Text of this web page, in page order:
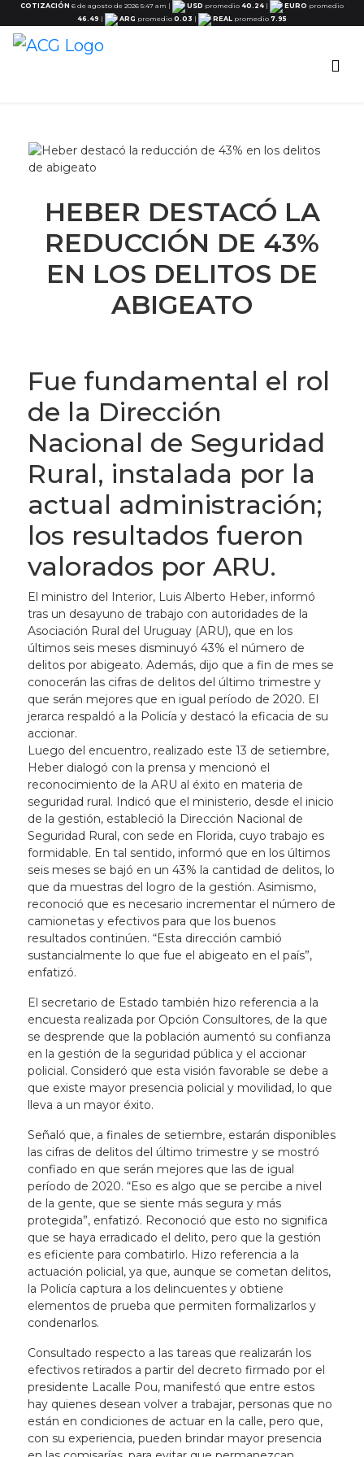
COTIZACIÓN 6 de agosto de 2026 5:47 am | USD promedio 40.24 | EURO promedio
46.49 | ARG promedio 0.03 | REAL promedio 7.95
HEBER DESTACÓ LA
REDUCCIÓN DE 43%
EN LOS DELITOS DE
ABIGEATO
Fue fundamental el rol
de la Dirección
Nacional de Seguridad
Rural, instalada por la
actual administración;
los resultados fueron
valorados por ARU.
El ministro del Interior, Luis Alberto Heber, informó
tras un desayuno de trabajo con autoridades de la
Asociación Rural del Uruguay (ARU), que en los
últimos seis meses disminuyó 43% el número de
delitos por abigeato. Además, dijo que a fin de mes se
conocerán las cifras de delitos del último trimestre y
que serán mejores que en igual período de 2020. El
jerarca respaldó a la Policía y destacó la eficacia de su
accionar.
Luego del encuentro, realizado este 13 de setiembre,
Heber dialogó con la prensa y mencionó el
reconocimiento de la ARU al éxito en materia de
seguridad rural. Indicó que el ministerio, desde el inicio
de la gestión, estableció la Dirección Nacional de
Seguridad Rural, con sede en Florida, cuyo trabajo es
formidable. En tal sentido, informó que en los últimos
seis meses se bajó en un 43% la cantidad de delitos, lo
que da muestras del logro de la gestión. Asimismo,
reconoció que es necesario incrementar el número de
camionetas y efectivos para que los buenos
resultados continúen. “Esta dirección cambió
sustancialmente lo que fue el abigeato en el país”,
enfatizó.
El secretario de Estado también hizo referencia a la
encuesta realizada por Opción Consultores, de la que
se desprende que la población aumentó su confianza
en la gestión de la seguridad pública y el accionar
policial. Consideró que esta visión favorable se debe a
que existe mayor presencia policial y movilidad, lo que
lleva a un mayor éxito.
Señaló que, a finales de setiembre, estarán disponibles
las cifras de delitos del último trimestre y se mostró
confiado en que serán mejores que las de igual
período de 2020. “Eso es algo que se percibe a nivel
de la gente, que se siente más segura y más
protegida”, enfatizó. Reconoció que esto no significa
que se haya erradicado el delito, pero que la gestión
es eficiente para combatirlo. Hizo referencia a la
actuación policial, ya que, aunque se cometan delitos,
la Policía captura a los delincuentes y obtiene
elementos de prueba que permiten formalizarlos y
condenarlos.
Consultado respecto a las tareas que realizarán los
efectivos retirados a partir del decreto firmado por el
presidente Lacalle Pou, manifestó que entre estos
hay quienes desean volver a trabajar, personas que no
están en condiciones de actuar en la calle, pero que,
con su experiencia, pueden brindar mayor presencia